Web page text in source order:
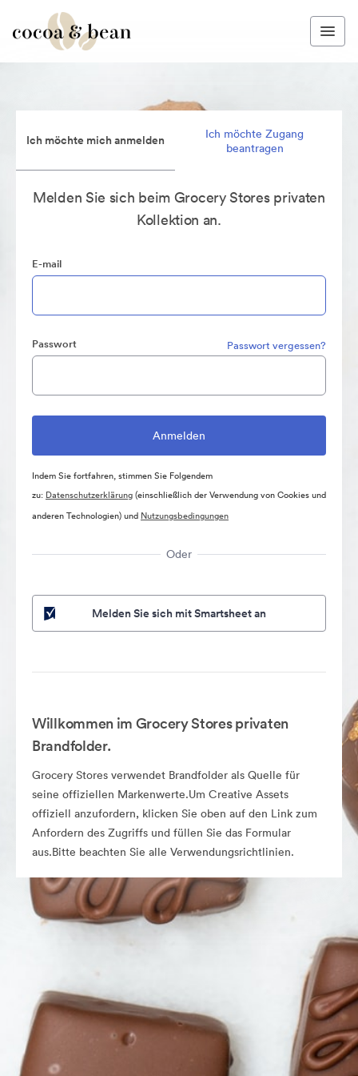
Ich möchte mich anmelden
Ich möchte Zugang
beantragen
Melden Sie sich beim Grocery Stores privaten
Kollektion an.
E-mail
Passwort Passwort vergessen?
Indem Sie fortfahren, stimmen Sie Folgendem
zu: Datenschutzerklärung(einschließlich der Verwendung von Cookies und
anderen Technologien) und Nutzungsbedingungen
Oder
Melden Sie sich mit Smartsheet an
Willkommen im Grocery Stores privaten
Brandfolder.
Grocery Stores verwendet Brandfolder als Quelle für
seine offiziellen Markenwerte.Um Creative Assets
offiziell anzufordern, klicken Sie oben auf den Link zum
Anfordern des Zugriffs und füllen Sie das Formular
aus.Bitte beachten Sie alle Verwendungsrichtlinien.